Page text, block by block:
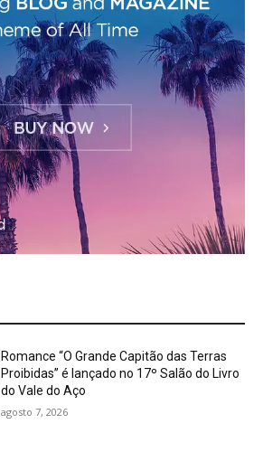
Romance “O Grande Capitão das Terras
Proibidas” é lançado no 17º Salão do Livro
do Vale do Aço
agosto 7, 2026